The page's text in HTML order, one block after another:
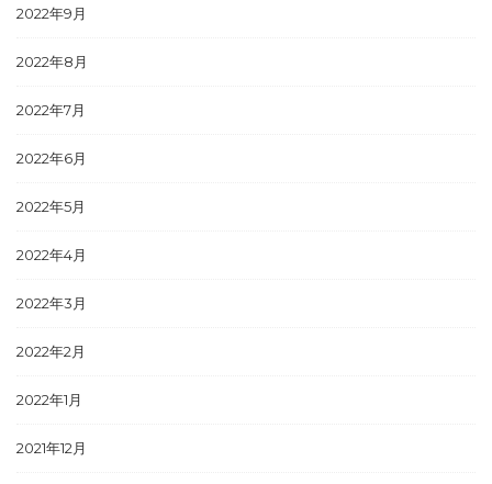
2022年9月
2022年8月
2022年7月
2022年6月
2022年5月
2022年4月
2022年3月
2022年2月
2022年1月
2021年12月